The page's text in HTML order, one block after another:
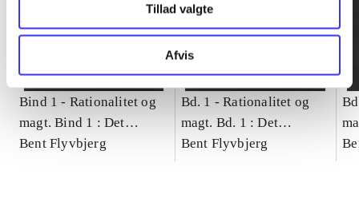
Tillad valgte
Afvis
Bind 1 - Rationalitet og
magt. Bind 1 : Det
konkretes videnskab
Bent Flyvbjerg
Bd. 1 -Rationalitet og
magt. Bd. 1 : Det
konkretes videnskab
Bent Flyvbjerg